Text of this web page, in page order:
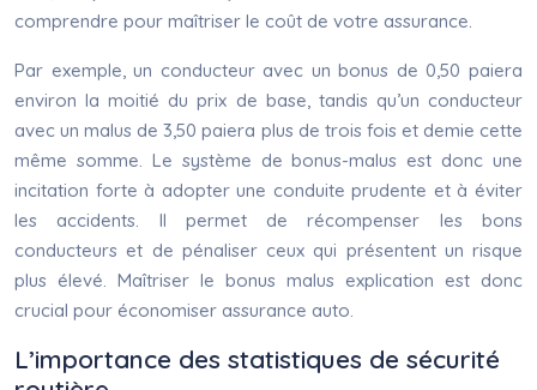
comprendre pour maîtriser le coût de votre assurance.
Par exemple, un conducteur avec un bonus de 0,50 paiera
environ la moitié du prix de base, tandis qu’un conducteur
avec un malus de 3,50 paiera plus de trois fois et demie cette
même somme. Le système de bonus-malus est donc une
incitation forte à adopter une conduite prudente et à éviter
les accidents. Il permet de récompenser les bons
conducteurs et de pénaliser ceux qui présentent un risque
plus élevé. Maîtriser le bonus malus explication est donc
crucial pour économiser assurance auto.
L’importance des statistiques de sécurité